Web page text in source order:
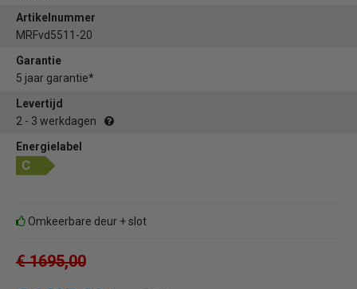
Artikelnummer
MRFvd5511-20
Garantie
5 jaar garantie*
Levertijd
2 - 3 werkdagen
Energielabel
Omkeerbare deur + slot
€ 1695,00